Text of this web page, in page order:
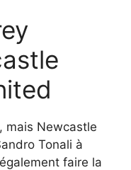
mais Newcastle
Tonali à
faire la